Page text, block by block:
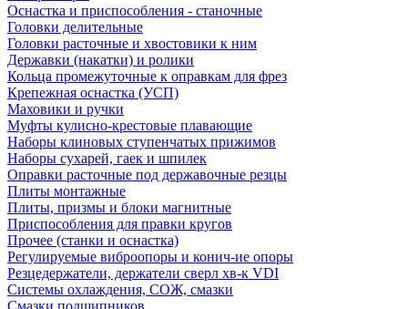
Оснастка и приспособления - станочные
Головки делительные
Головки расточные и хвостовики к ним
Державки (накатки) и ролики
Кольца промежуточные к оправкам для фрез
Крепежная оснастка (УСП)
Маховики и ручки
Муфты кулисно-крестовые плавающие
Наборы клиновых ступенчатых прижимов
Наборы сухарей, гаек и шпилек
Оправки расточные под державочные резцы
Плиты монтажные
Плиты, призмы и блоки магнитные
Приспособления для правки кругов
Прочее (станки и оснастка)
Регулируемые виброопоры и конич-ие опоры
Резцедержатели, держатели сверл хв-к VDI
Системы охлаждения, СОЖ, смазки
Смазки подшипников